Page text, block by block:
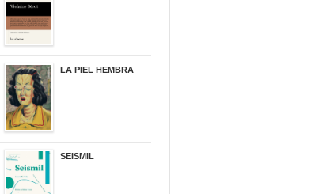
LA PIEL HEMBRA
SEISMIL